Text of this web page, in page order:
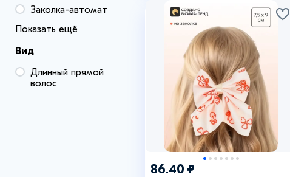
Заколка-автомат
Показать ещё
Вид
Длинный прямой
волос
86.40 ₽